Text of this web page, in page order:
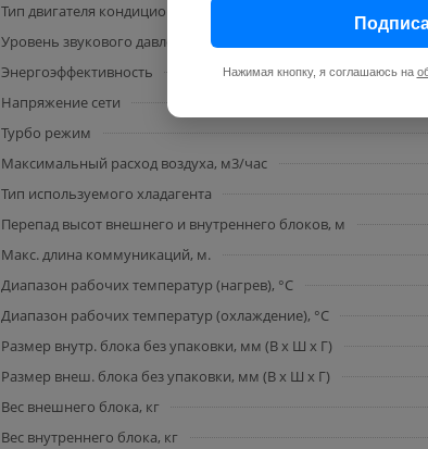
Тип двигателя кондиционера
Уровень звукового давления [дБ(А)]
Энергоэффективность
Напряжение сети
Турбо режим
Максимальный расход воздуха, м3/час
Тип используемого хладагента
Перепад высот внешнего и внутреннего блоков, м
Макс. длина коммуникаций, м.
Диапазон рабочих температур (нагрев), °C
Диапазон рабочих температур (охлаждение), °C
Размер внутр. блока без упаковки, мм (В x Ш x Г)
Размер внеш. блока без упаковки, мм (В x Ш x Г)
Вес внешнего блока, кг
Вес внутреннего блока, кг
Нажимая кнопку, я соглашаюсь на